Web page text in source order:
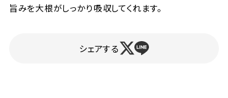
旨みを大根がしっかり吸収してくれます。
シェアする